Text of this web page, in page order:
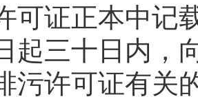
可证正本中记
起三十日内，
污许可证有关